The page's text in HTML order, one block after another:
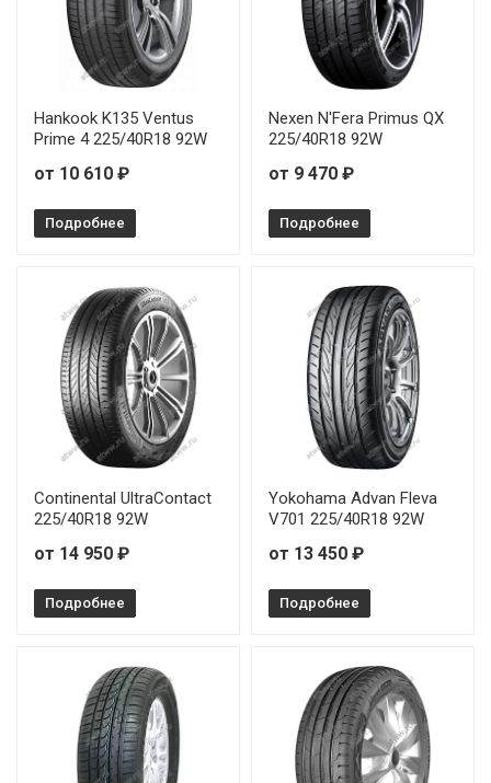
Hankook K135 Ventus
Prime 4 225/40R18 92W
от 10 610 ₽
Подробнее
Nexen N'Fera Primus QX
225/40R18 92W
от 9 470 ₽
Подробнее
Continental UltraContact
225/40R18 92W
от 14 950 ₽
Подробнее
Yokohama Advan Fleva
V701 225/40R18 92W
от 13 450 ₽
Подробнее